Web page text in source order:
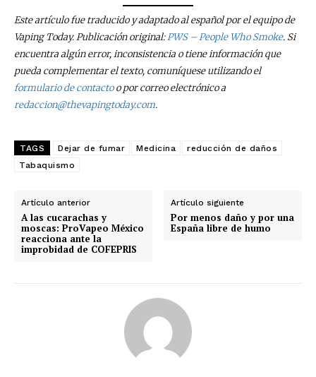
No te pierdas de las
últimas noticias
recibe todas las noticias del vapeo y la
reducción de daños en tu correo
Subscribe to our daily clipping and
Este artículo fue traducido y adaptado al español por el equipo de
Vaping Today. Publicación original:PWS – People Who Smoke. Si
encuentra algún error, inconsistencia o tiene información que
pueda complementar el texto, comuníquese utilizando el
formulario de contactoo por correo electrónico a
redaccion@thevapingtoday.com.
TAGS Dejar de fumar Medicina
reducción de daños
Tabaquismo
Artículo anterior
A las cucarachas y
moscas: ProVapeo México
reacciona ante la
improbidad de COFEPRIS
Artículo siguiente
Por menos daño y por una
España libre de humo